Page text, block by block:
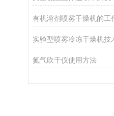
实验型喷雾冷冻干燥机技
氮气吹干仪使用方法